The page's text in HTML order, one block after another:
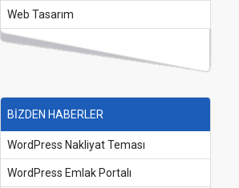
Web Tasarım
BİZDEN HABERLER
WordPress Nakliyat Teması
WordPress Emlak Portalı